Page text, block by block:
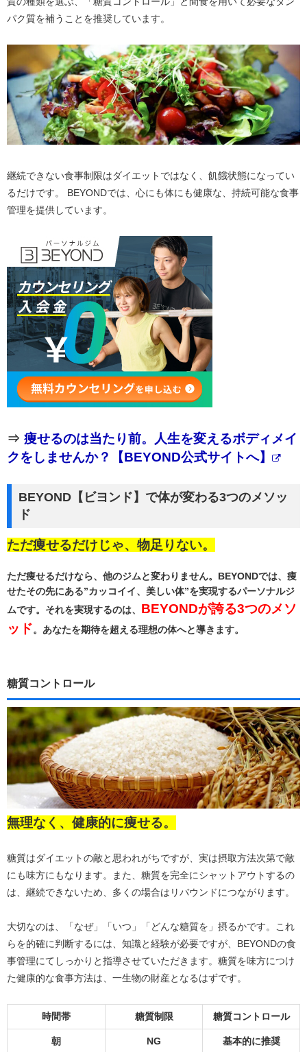
パク質を補うことを推奨しています。
継続できない食事制限はダイエットではなく、飢餓状態になってい
るだけです。 BEYONDでは、心にも体にも健康な、持続可能な食事
管理を提供しています。
⇒ 痩せるのは当たり前。人生を変えるボディメイ
クをしませんか？【BEYOND公式サイトへ】
BEYOND【ビヨンド】で体が変わる3つのメソッ
ド
ただ痩せるだけじゃ、物足りない。
ただ痩せるだけなら、他のジムと変わりません。BEYONDでは、痩
せたその先にある”カッコイイ、美しい体”を実現するパーソナルジ
ムです。それを実現するのは、 BEYONDが誇る3つのメソ
ッド。あなたを期待を超える理想の体へと導きます。
糖質コントロール
無理なく、健康的に痩せる。
糖質はダイエットの敵と思われがちですが、実は摂取方法次第で敵
にも味方にもなります。また、糖質を完全にシャットアウトするの
は、継続できないため、多くの場合はリバウンドにつながります。
大切なのは、「なぜ」「いつ」「どんな糖質を」摂るかです。これ
らを的確に判断するには、知識と経験が必要ですが、BEYONDの食
事管理にてしっかりと指導させていただきます。糖質を味方につけ
た健康的な食事方法は、一生物の財産となるはずです。
時間帯 糖質制限 糖質コントロール
朝 NG 基本的に推奨